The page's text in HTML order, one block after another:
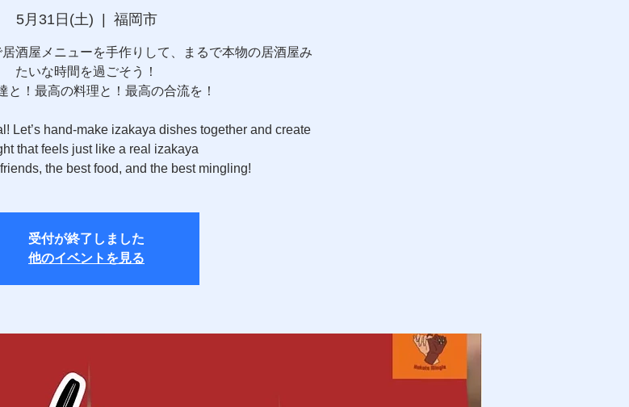
5月31日(土) 福岡市
酒屋メニューを手作りして、まるで本物の居酒屋み
たいな時間を過ごそう！
と！最高の料理と！最高の合流を！
Let’s hand-make izakaya dishes together and create
that feels just like a real izakaya
the best food, and the best mingling!
受付が終了しました
他のイベントを見る